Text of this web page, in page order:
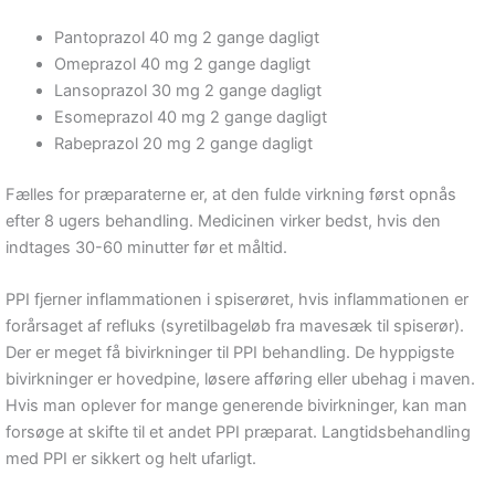
Pantoprazol 40 mg 2 gange dagligt
Omeprazol 40 mg 2 gange dagligt
Lansoprazol 30 mg 2 gange dagligt
Esomeprazol 40 mg 2 gange dagligt
Rabeprazol 20 mg 2 gange dagligt
Fælles for præparaterne er, at den fulde virkning først opnås
efter 8 ugers behandling. Medicinen virker bedst, hvis den
indtages 30-60 minutter før et måltid.
PPI fjerner inflammationen i spiserøret, hvis inflammationen er
forårsaget af refluks (syretilbageløb fra mavesæk til spiserør).
Der er meget få bivirkninger til PPI behandling. De hyppigste
bivirkninger er hovedpine, løsere afføring eller ubehag i maven.
Hvis man oplever for mange generende bivirkninger, kan man
forsøge at skifte til et andet PPI præparat. Langtidsbehandling
med PPI er sikkert og helt ufarligt.